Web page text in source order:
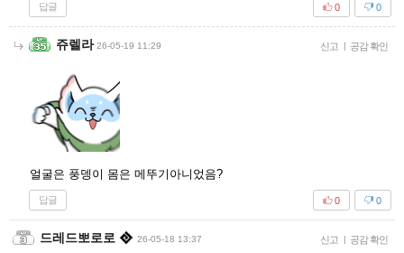
답글 0
0
쥬렐라 26-05-19 11:29 신고 | 공감 확인
얼굴은 풍뎅이 몸은 메뚜기아니었음?
답글 0
0
드레드뽀로로 26-05-18 13:37 신고 | 공감 확인